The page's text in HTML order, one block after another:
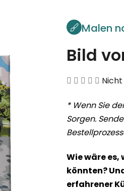
Malen
Bild
Die
ist
0,0
5
* Wenn Sie
Sorgen.
Wie wäre es,
könnten?
erfahrener